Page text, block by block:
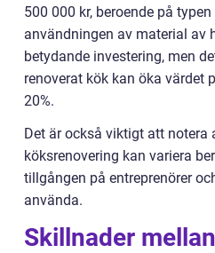
500 000 kr, beroende på
användningen av material av
betydande investering, men
renoverat kök kan öka värdet
20%.
Det är också viktigt att notera
köksrenovering kan variera
tillgången på entreprenörer
använda.
Skillnader